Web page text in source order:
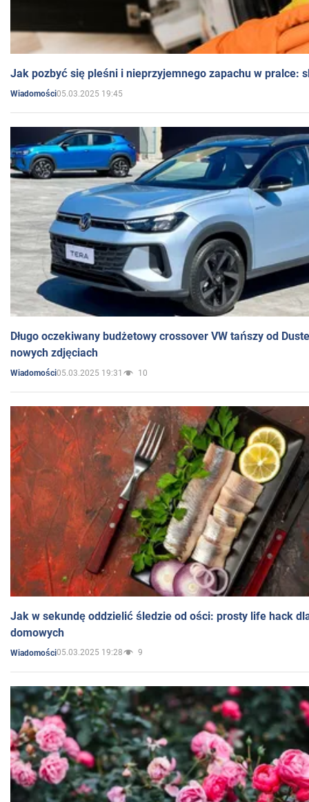
Jak pozbyć się pleśni i nieprzyjemnego zapachu w pralce:
Wiadomości05.03.2025 19:45
Długo oczekiwany budżetowy crossover VW tańszy od
nowych zdjęciach
Wiadomości05.03.2025 19:31 10
Jak w sekundę oddzielić śledzie od ości: prosty life hack
domowych
Wiadomości05.03.2025 19:28 9